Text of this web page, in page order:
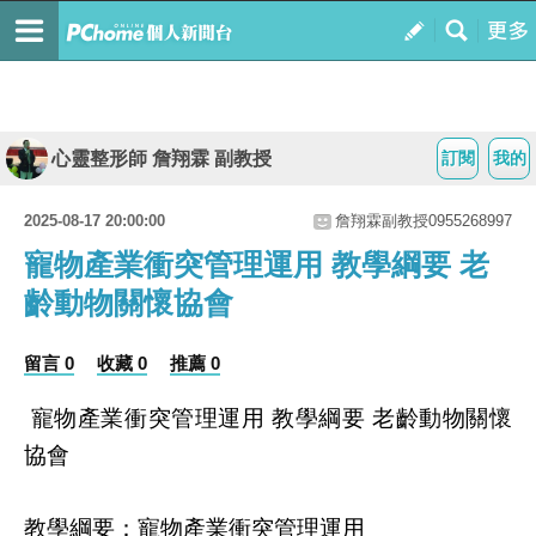
我的
訂閱
心靈整形師 詹翔霖 副教授
2025-08-17 20:00:00 詹翔霖副教授0955268997
寵物產業衝突管理運用 教學綱要 老
齡動物關懷協會
留言 0 收藏 0 推薦 0
寵物產業衝突管理運用 教學綱要 老齡動物關懷
協會
教學綱要：寵物產業衝突管理運用